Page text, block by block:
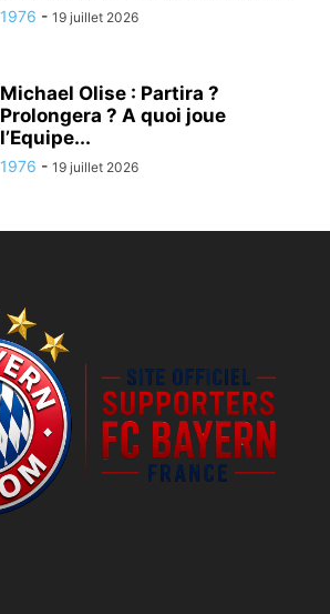
1976 - 19 juillet 2026
Michael Olise : Partira ?
Prolongera ? A quoi joue
l’Equipe...
1976 - 19 juillet 2026